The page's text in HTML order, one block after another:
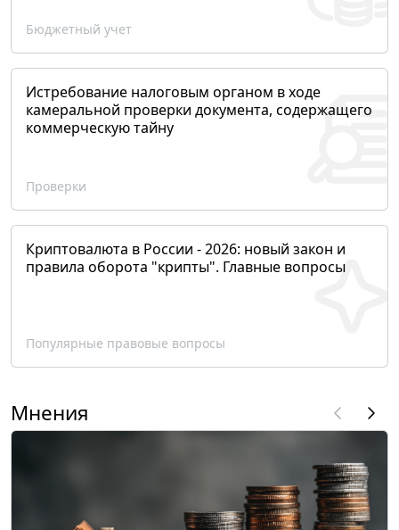
Бюджетный учет
Истребование налоговым органом в ходе
камеральной проверки документа, содержащего
коммерческую тайну
Проверки
Криптовалюта в России - 2026: новый закон и
правила оборота "крипты". Главные вопросы
Популярные правовые вопросы
Мнения